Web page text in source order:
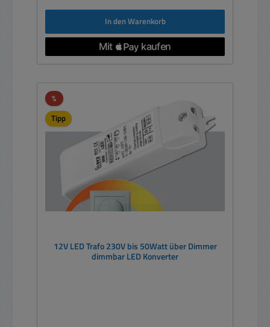
In den Warenkorb
%Rabatt
Tipp
12V LED Trafo 230V bis 50Watt über Dimmer
dimmbar LED Konverter